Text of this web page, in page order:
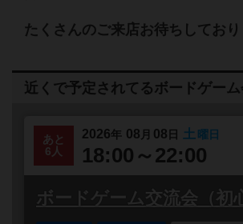
たくさんのご来店お待ちしており
近くで予定されてるボードゲー
あと
6人
2026年 08 月 08 日 土 曜日
18:00～22:00
ボードゲーム交流会（初